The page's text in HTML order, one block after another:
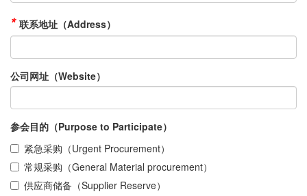
* 联系地址（Address）
公司网址（Website）
参会目的（Purpose to Participate）
紧急采购（Urgent Procurement）
常规采购（General Material procurement）
供应商储备（Supplier Reserve）